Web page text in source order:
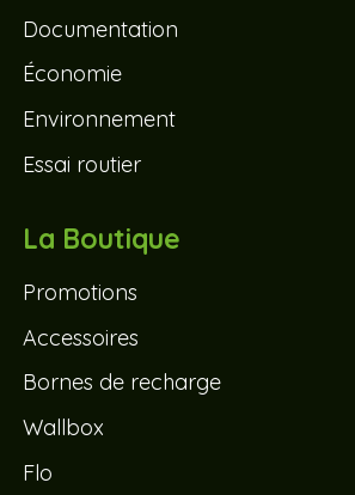
Documentation
Économie
Environnement
Essai routier
La Boutique
Promotions
Accessoires
Bornes de recharge
Wallbox
Flo